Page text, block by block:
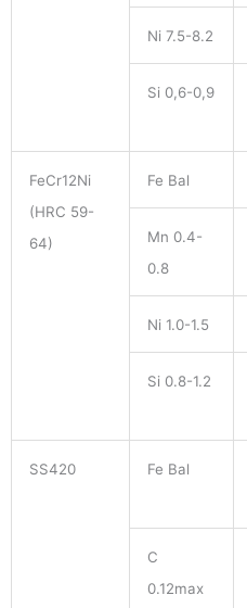
Ni 7.5-8.2
Si 0,6-0,9
FeCr12Ni
(HRC 59-
64)
Fe Bal
Mn 0.4-
0.8
Ni 1.0-1.5
Si 0.8-1.2
SS420 Fe Bal
C
0.12max